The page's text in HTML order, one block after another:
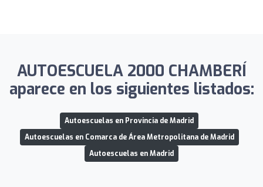
AUTOESCUELA 2000 CHAMBERÍ
aparece en los siguientes listados:
Autoescuelas en Provincia de Madrid
Autoescuelas en Comarca de Área Metropolitana de Madrid
Autoescuelas en Madrid